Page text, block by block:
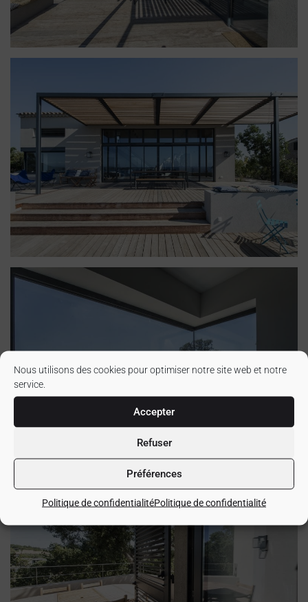
Nous utilisons des cookies pour optimiser notre site web et notre
service.
Accepter
Refuser
Préférences
Politique de confidentialitéPolitique de confidentialité